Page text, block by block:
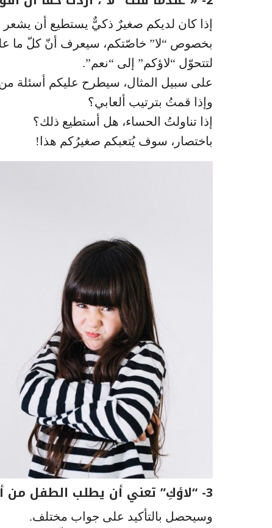
إذا كان لديكم صغيرٌ ذكيٌّ يستطيع أن يشعر
بخصوص “لا” خاصّتكم، سيعرف أنّ كلّ ما عليه
لتتحوّل “لاؤكم” إلى “نعم”.
على سبيل المثال، سيطرح عليكم أسئلة
وإذا قمتُ بترتيب ألعابي؟
إذا تناولتُ الحساء، هل أستطيع ذلك؟
باختصار، سوف يُتعبكم صغيرُكم هذا!
3- “لاؤكِ” تعني أن يطلب الطفل من أبيه.
وسيحصل بالتأكيد على جواب مختلف.